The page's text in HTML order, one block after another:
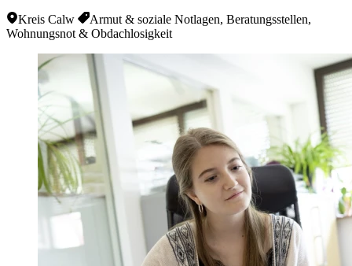
Kreis Calw
Armut & soziale Notlagen, Beratungsstellen,
Wohnungsnot & Obdachlosigkeit